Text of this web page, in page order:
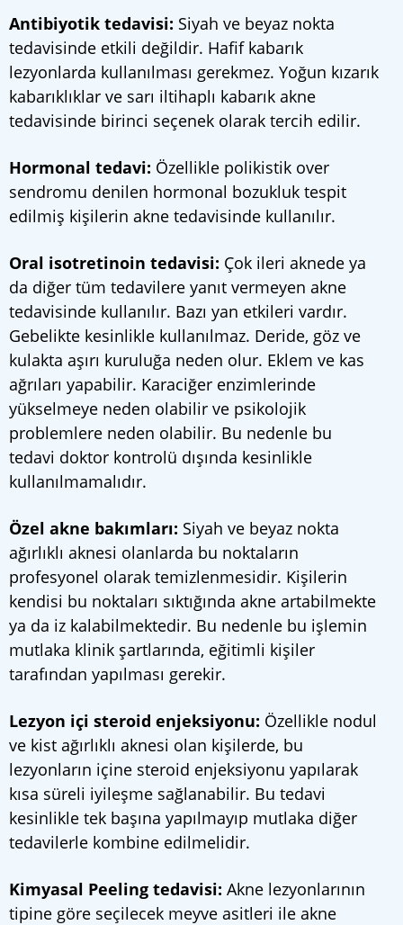
Antibiyotik tedavisi: Siyah ve beyaz nokta
tedavisinde etkili değildir. Hafif kabarık
lezyonlarda kullanılması gerekmez. Yoğun kızarık
kabarıklıklar ve sarı iltihaplı kabarık akne
tedavisinde birinci seçenek olarak tercih edilir.
Hormonal tedavi: Özellikle polikistik over
sendromu denilen hormonal bozukluk tespit
edilmiş kişilerin akne tedavisinde kullanılır.
Oral isotretinoin tedavisi: Çok ileri aknede ya
da diğer tüm tedavilere yanıt vermeyen akne
tedavisinde kullanılır. Bazı yan etkileri vardır.
Gebelikte kesinlikle kullanılmaz. Deride, göz ve
kulakta aşırı kuruluğa neden olur. Eklem ve kas
ağrıları yapabilir. Karaciğer enzimlerinde
yükselmeye neden olabilir ve psikolojik
problemlere neden olabilir. Bu nedenle bu
tedavi doktor kontrolü dışında kesinlikle
kullanılmamalıdır.
Özel akne bakımları: Siyah ve beyaz nokta
ağırlıklı aknesi olanlarda bu noktaların
profesyonel olarak temizlenmesidir. Kişilerin
kendisi bu noktaları sıktığında akne artabilmekte
ya da iz kalabilmektedir. Bu nedenle bu işlemin
mutlaka klinik şartlarında, eğitimli kişiler
tarafından yapılması gerekir.
Lezyon içi steroid enjeksiyonu: Özellikle nodul
ve kist ağırlıklı aknesi olan kişilerde, bu
lezyonların içine steroid enjeksiyonu yapılarak
kısa süreli iyileşme sağlanabilir. Bu tedavi
kesinlikle tek başına yapılmayıp mutlaka diğer
tedavilerle kombine edilmelidir.
Kimyasal Peeling tedavisi: Akne lezyonlarının
tipine göre seçilecek meyve asitleri ile akne